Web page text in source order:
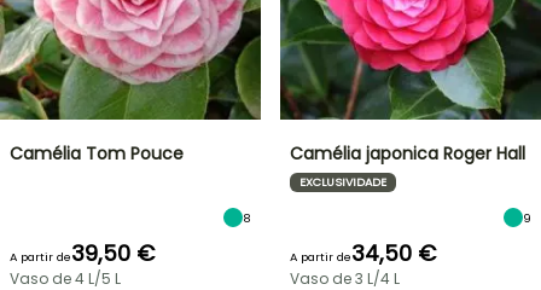
Camélia Tom Pouce
8
A partir de39,50 €
Vaso de 4 L/5 L
Camélia japonica Roger Hall
EXCLUSIVIDADE
9
A partir de34,50 €
Vaso de 3 L/4 L